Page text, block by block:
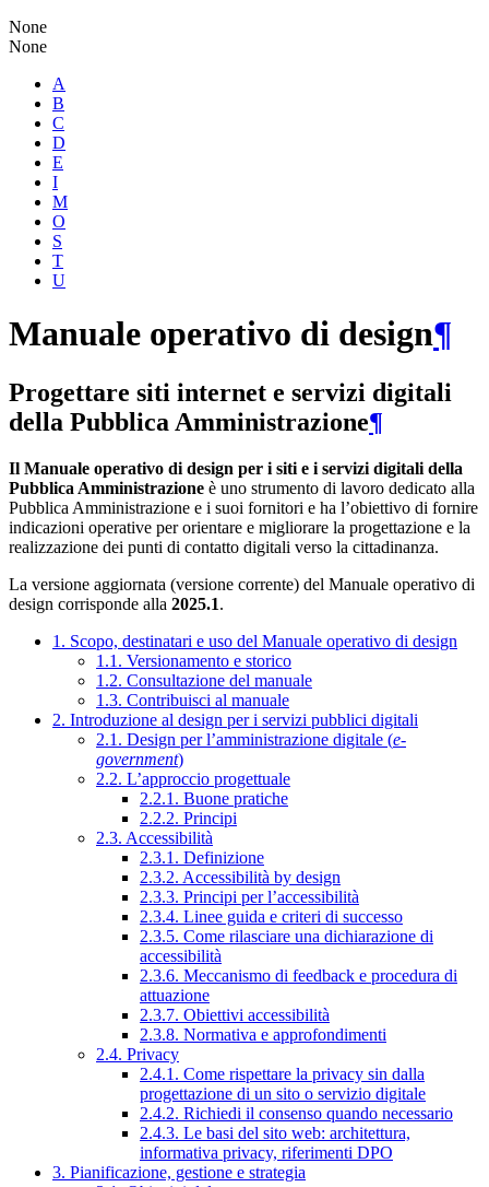
None
None
A
B
C
D
E
I
M
O
S
T
U
Manuale operativo di design¶
Progettare siti internet e servizi digitali
della Pubblica Amministrazione¶
Il Manuale operativo di design per i siti e i servizi digitali della
Pubblica Amministrazione è uno strumento di lavoro dedicato alla
Pubblica Amministrazione e i suoi fornitori e ha l’obiettivo di fornire
indicazioni operative per orientare e migliorare la progettazione e la
realizzazione dei punti di contatto digitali verso la cittadinanza.
La versione aggiornata (versione corrente) del Manuale operativo di
design corrisponde alla 2025.1.
1. Scopo, destinatari e uso del Manuale operativo di design
1.1. Versionamento e storico
1.2. Consultazione del manuale
1.3. Contribuisci al manuale
2. Introduzione al design per i servizi pubblici digitali
2.1. Design per l’amministrazione digitale (e-
government)
2.2. L’approccio progettuale
2.2.1. Buone pratiche
2.2.2. Principi
2.3. Accessibilità
2.3.1. Definizione
2.3.2. Accessibilità by design
2.3.3. Principi per l’accessibilità
2.3.4. Linee guida e criteri di successo
2.3.5. Come rilasciare una dichiarazione di
accessibilità
2.3.6. Meccanismo di feedback e procedura di
attuazione
2.3.7. Obiettivi accessibilità
2.3.8. Normativa e approfondimenti
2.4. Privacy
2.4.1. Come rispettare la privacy sin dalla
progettazione di un sito o servizio digitale
2.4.2. Richiedi il consenso quando necessario
2.4.3. Le basi del sito web: architettura,
informativa privacy, riferimenti DPO
3. Pianificazione, gestione e strategia